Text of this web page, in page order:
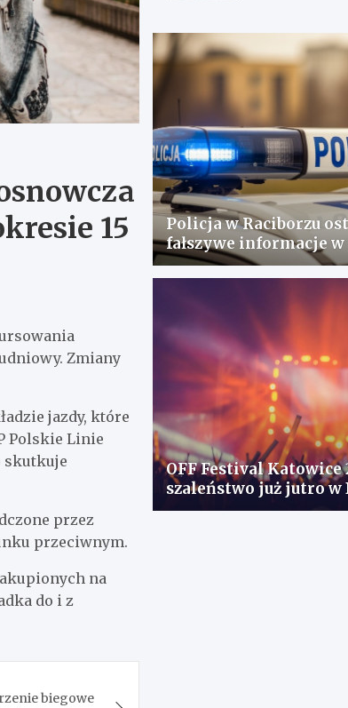
15
Zmiany
jazdy, które
Polskie Linie
skutkuje
przez
przeciwnym.
na
do i z
biegowe
Policja w Raciborzu
fałszywe informacje w
OFF Festival Katowice
szaleństwo już jutro
Stawów!